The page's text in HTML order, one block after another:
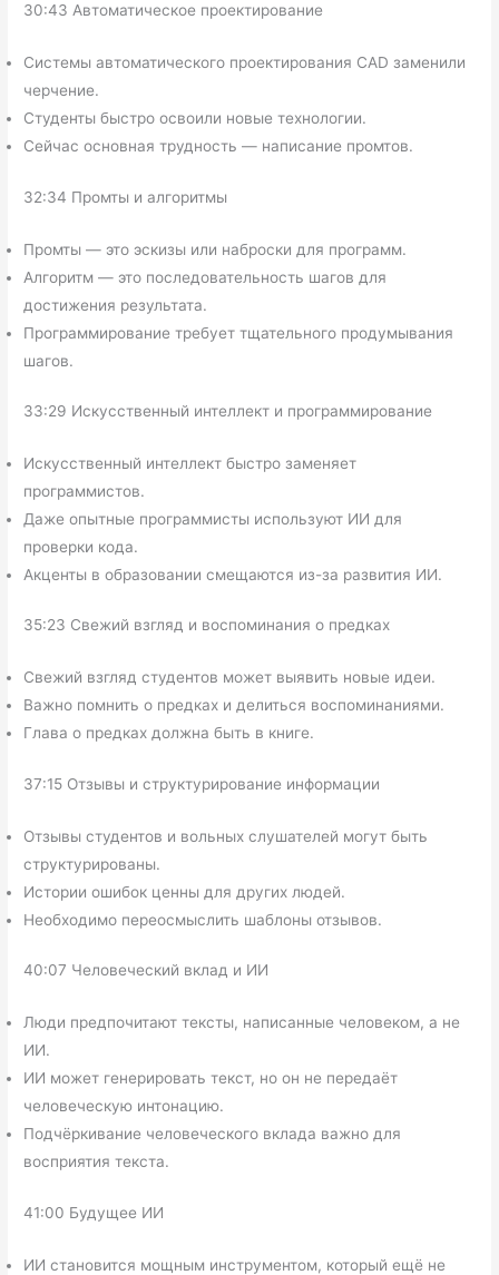
30:43 Автоматическое проектирование
Системы автоматического проектирования CAD заменили
черчение.
Студенты быстро освоили новые технологии.
Сейчас основная трудность — написание промтов.
32:34 Промты и алгоритмы
Промты — это эскизы или наброски для программ.
Алгоритм — это последовательность шагов для
достижения результата.
Программирование требует тщательного продумывания
шагов.
33:29 Искусственный интеллект и программирование
Искусственный интеллект быстро заменяет
программистов.
Даже опытные программисты используют ИИ для
проверки кода.
Акценты в образовании смещаются из-за развития ИИ.
35:23 Свежий взгляд и воспоминания о предках
Свежий взгляд студентов может выявить новые идеи.
Важно помнить о предках и делиться воспоминаниями.
Глава о предках должна быть в книге.
37:15 Отзывы и структурирование информации
Отзывы студентов и вольных слушателей могут быть
структурированы.
Истории ошибок ценны для других людей.
Необходимо переосмыслить шаблоны отзывов.
40:07 Человеческий вклад и ИИ
Люди предпочитают тексты, написанные человеком, а не
ИИ.
ИИ может генерировать текст, но он не передаёт
человеческую интонацию.
Подчёркивание человеческого вклада важно для
восприятия текста.
41:00 Будущее ИИ
ИИ становится мощным инструментом, который ещё не